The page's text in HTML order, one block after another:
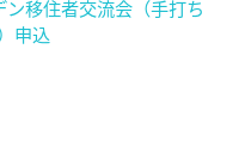
移住者交流会（手打ち
申込